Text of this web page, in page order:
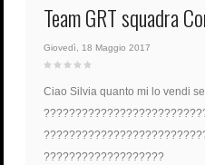
Team GRT squadra
Giovedì, 18 Maggio 2017
Ciao Silvia quanto mi lo vendi
???????????????????